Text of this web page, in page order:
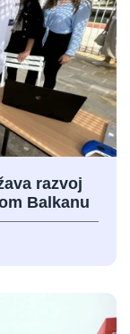
razvoj
Balkanu